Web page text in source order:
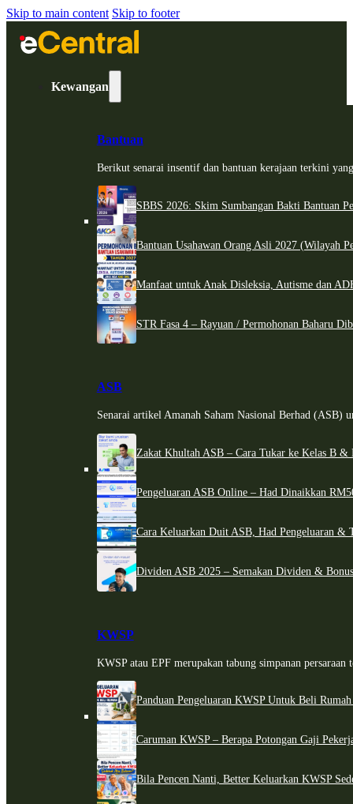
Skip to main content Skip to footer
Kewangan
Bantuan
Berikut senarai insentif dan bantuan kerajaan terkini
SBBS 2026: Skim Sumbangan Bakti Bantuan
Bantuan Usahawan Orang Asli 2027 (Wilayah
Manfaat untuk Anak Disleksia, Autisme dan
STR Fasa 4 – Rayuan / Permohonan Baharu
ASB
Senarai artikel Amanah Saham Nasional Berhad (ASB)
Zakat Khultah ASB – Cara Tukar ke Kelas B &
Pengeluaran ASB Online – Had Dinaikkan
Cara Keluarkan Duit ASB, Had Pengeluaran &
Dividen ASB 2025 – Semakan Dividen &
KWSP
KWSP atau EPF merupakan tabung simpanan persaraan
Panduan Pengeluaran KWSP Untuk Beli
Caruman KWSP – Berapa Potongan Gaji
Bila Pencen Nanti, Better Keluarkan KWSP